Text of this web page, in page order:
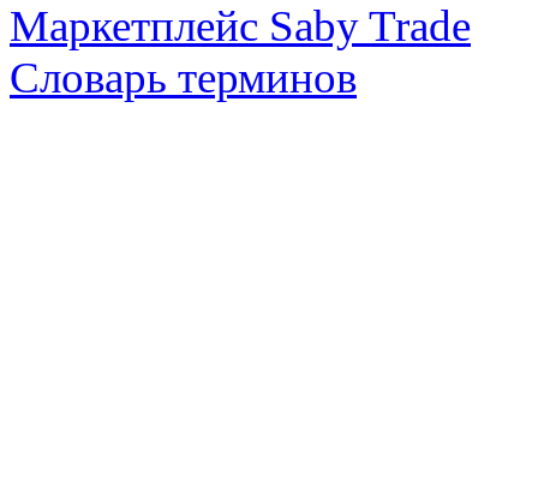
Маркетплейс Saby Trade
Словарь терминов